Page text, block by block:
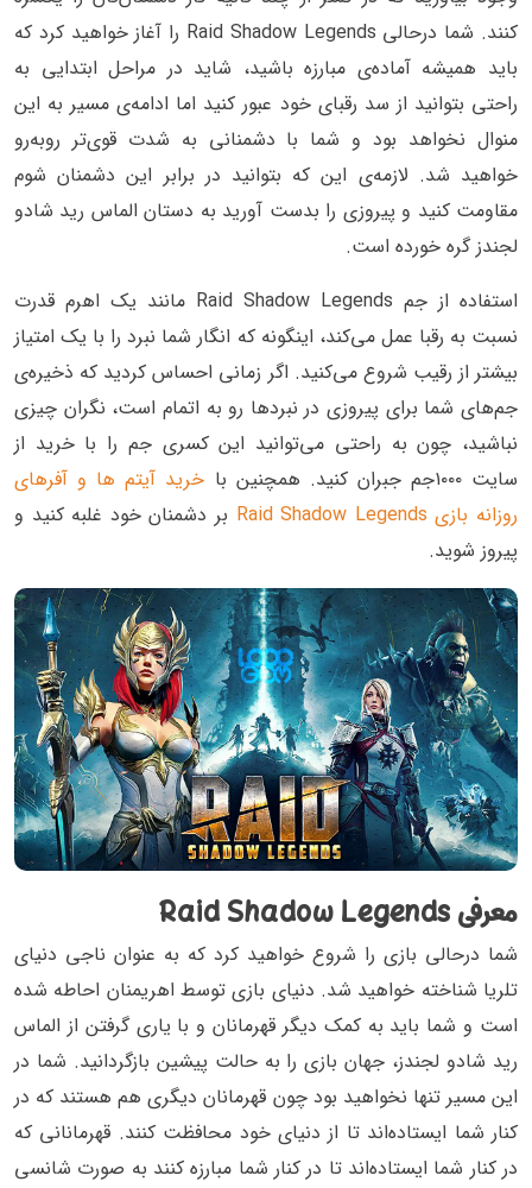
کنند. شما درحالی Raid Shadow Legends را آغاز خواهید کرد که
باید همیشه‌ آماده‌ی مبارزه باشید، شاید در مراحل ابتدایی به
راحتی بتوانید از سد رقبای خود عبور کنید اما ادامه‌ی مسیر به این
منوال نخواهد بود و شما با دشمنانی به شدت قوی‌تر روبه‌رو
خواهید شد. لازمه‌ی این که بتوانید در برابر این دشمنان شوم
مقاومت کنید و پیروزی را بدست آورید به دستان الماس رید شادو
لجندز گره خورده است.
استفاده از جم Raid Shadow Legends مانند یک اهرم قدرت
نسبت به رقبا عمل می‌کند، اینگونه که انگار شما نبرد را با یک امتیاز
بیشتر از رقیب شروع می‌کنید. اگر زمانی احساس کردید که ذخیره‌ی
جم‌های شما برای پیروزی در نبردها رو به اتمام است، نگران چیزی
نباشید، چون به راحتی می‌توانید این کسری جم را با خرید از
سایت ۱۰۰۰جم جبران کنید. همچنین با
خرید آیتم ها و آفرهای
روزانه بازی Raid Shadow Legends
بر دشمنان خود غلبه کنید و
پیروز شوید.
معرفی Raid Shadow Legends
شما درحالی بازی را شروع خواهید کرد که به عنوان ناجی دنیای
تلریا شناخته خواهید شد. دنیای بازی توسط اهریمنان احاطه شده
است و شما باید به کمک دیگر قهرمانان و با یاری گرفتن از الماس
رید شادو لجندز، جهان بازی را به حالت پیشین بازگردانید. شما در
این مسیر تنها نخواهید بود چون قهرمانان دیگری هم هستند که در
کنار شما ایستاده‌اند تا از دنیای خود محافظت کنند. قهرمانانی که
در کنار شما ایستاده‌اند تا در کنار شما مبارزه کنند به صورت شانسی